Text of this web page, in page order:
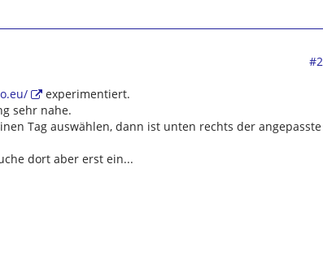
#2
experimentiert.
sehr nahe.
Tag auswählen, dann ist unten rechts der angepasste
dort aber erst ein...